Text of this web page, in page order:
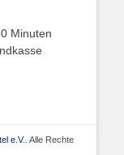
Minuten
e.V. . Alle Rechte